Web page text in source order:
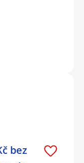
bez